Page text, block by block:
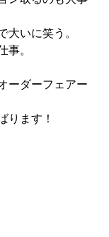
大いに笑う。
事。
ーダーフェアー
ります！